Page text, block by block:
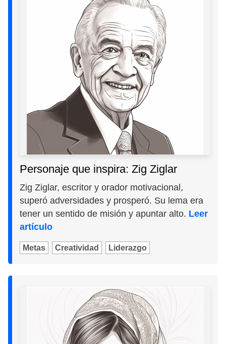
Personaje que inspira: Zig Ziglar
Zig Ziglar, escritor y orador motivacional,
superó adversidades y prosperó. Su lema era
tener un sentido de misión y apuntar alto. Leer
artículo
Metas Creatividad Liderazgo